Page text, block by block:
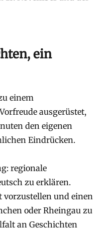
ein
einem
ausgerüstet,
den eigenen
Eindrücken.
regionale
zu erklären.
vorzustellen und einen
oder Rheingau zu
an Geschichten